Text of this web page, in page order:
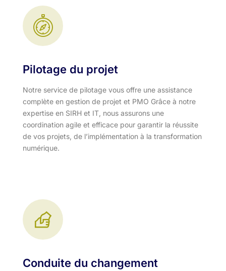
Pilotage du projet
Notre service de pilotage vous offre une assistance
complète en gestion de projet et PMO Grâce à notre
expertise en SIRH et IT, nous assurons une
coordination agile et efficace pour garantir la réussite
de vos projets, de l’implémentation à la transformation
numérique.
Conduite du changement